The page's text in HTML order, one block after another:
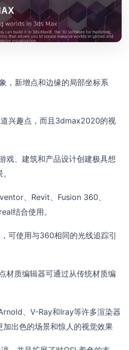
，新增点和边缘的局部坐标系
兴趣点，而且3dmax2020的视
戏、建筑和产品设计创建极具想
、Revit、Fusion 360、
结合使用。
可使用与360相同的光线追踪引
材质编辑器可通过从传统材质编
、V-Ray和Iray等许多渲染器
出色的场景和惊人的视觉效果